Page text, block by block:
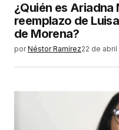
¿Quién es
reemplazo de
de Morena?
por Néstor Ramírez22 de